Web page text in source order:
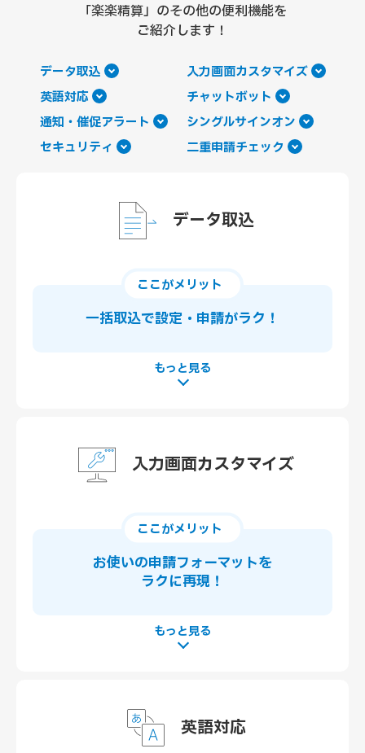
「楽楽精算」のその他の便利機能を
ご紹介します！
データ取込
入力画面カスタマイズ
英語対応
チャットボット
通知・催促アラート
シングルサインオン
セキュリティ
二重申請チェック
データ取込
ここがメリット
一括取込で設定・申請がラク！
入力画面カスタマイズ
ここがメリット
お使いの申請フォーマットを
ラクに再現！
英語対応